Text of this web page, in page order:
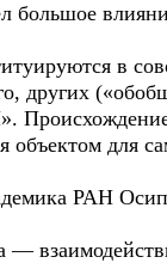
большое
в
других
объектом для
РАН